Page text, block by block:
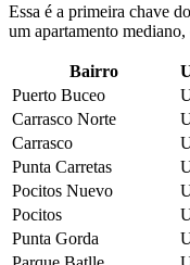
Essa é a primeira chave
um apartamento mediano,
Bairro
Puerto Buceo
Carrasco Norte
Carrasco
Punta Carretas
Pocitos Nuevo
Pocitos
Punta Gorda